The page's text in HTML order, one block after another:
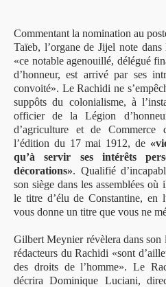
Commentant la nomination au
Taïeb, l’organe de Jijel note
«ce notable agenouillé, délégué
d’honneur, est arrivé par ses
convoité». Le Rachidi ne
suppôts du colonialisme, à
officier de la Légion
d’agriculture et de Commerce
l’édition du 17 mai 1912, de
qu’à servir ses intérêts
décorations». Qualifié
son siège dans les assemblées
le titre d’élu de Constantine,
vous donne un titre que vous ne
Gilbert Meynier révèlera dans son
rédacteurs du Rachidi «sont
des droits de l’homme». Le
décrira Dominique Luciani,